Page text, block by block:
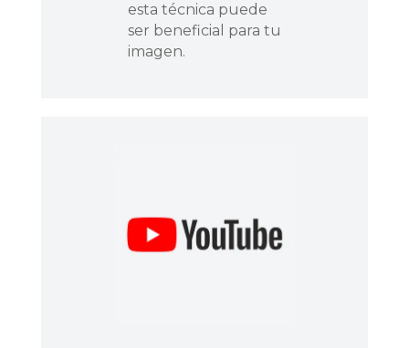
esta técnica puede
ser beneficial para tu
imagen.